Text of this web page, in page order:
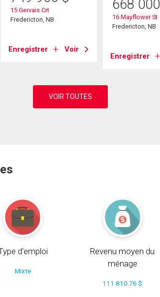
15 Gervais Crt
Fredericton, NB
Enregistrer Voir
668 000
16 Mayflower St
Fredericton, NB
Enregistrer
d'emploi
Mixte
Revenu moyen du
ménage
111 810.76 $